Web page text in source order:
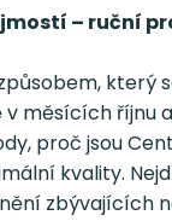
– ruční
který
měsících
proč jsou
kvality.
zbývajících